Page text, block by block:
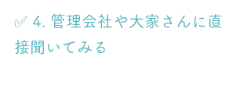
✅ 4. 管理会社や大家さんに直
接聞いてみる